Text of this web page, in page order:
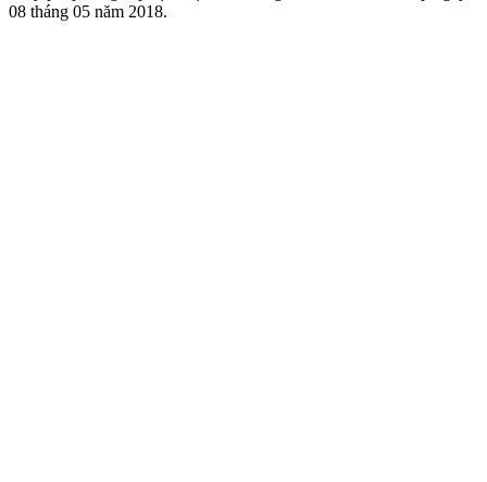
08 tháng 05 năm 2018.